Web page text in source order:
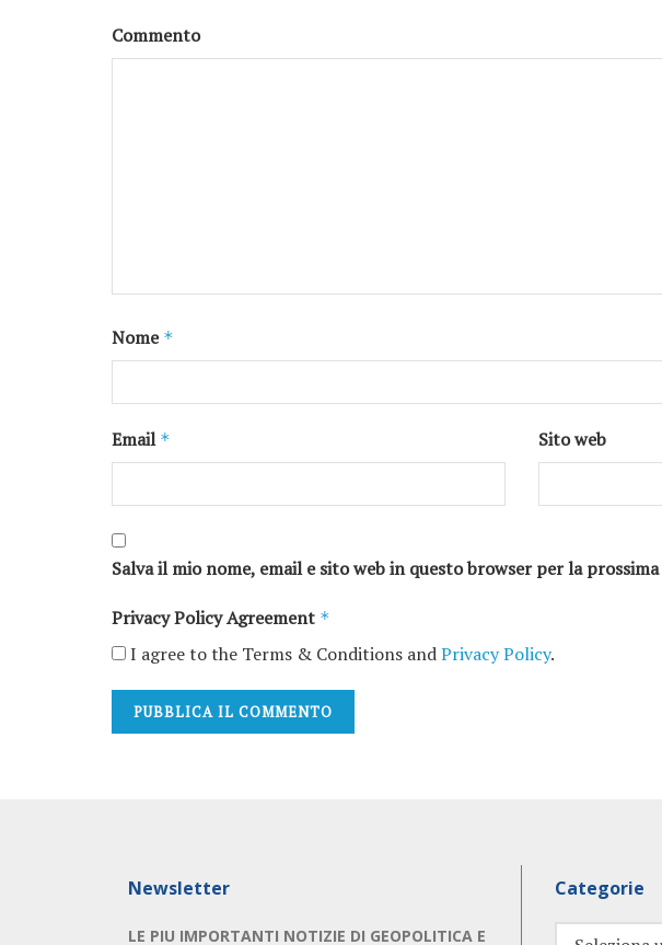
Commento
Nome *
Email * Sito web
Salva il mio nome, email e sito web in questo browser per la
Privacy Policy Agreement *
I agree to the Terms & Conditions andPrivacy Policy.
Newsletter
LE PIU IMPORTANTI NOTIZIE DI GEOPOLITICA E
Categorie
Categorie